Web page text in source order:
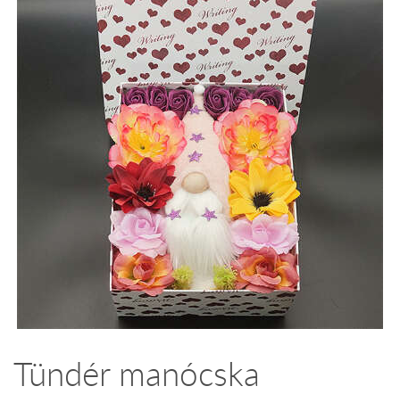
Tündér manócska